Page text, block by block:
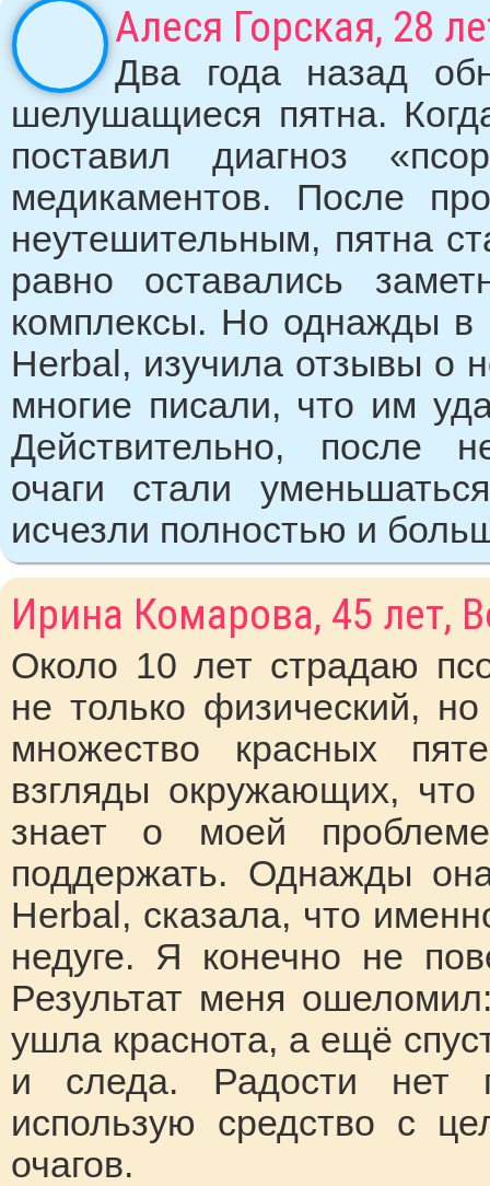
Алеся Горская, 28
Два года назад
шелушащиеся пятна.
поставил диагноз
медикаментов. После
неутешительным, пятна
равно оставались
комплексы. Но однажды в
Herbal, изучила отзывы о
многие писали, что им
Действительно, после
очаги стали
исчезли полностью и
Ирина Комарова, 45 лет,
Около 10 лет страдаю
не только физический,
множество красных
взгляды окружающих,
знает о моей
поддержать. Однажды
Herbal, сказала, что
недуге. Я конечно не
Результат меня
ушла краснота, а ещё
и следа. Радости нет
использую средство с
очагов.